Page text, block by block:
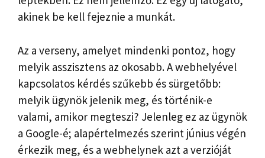
akinek be kell fejeznie a munkát.
Az a verseny, amelyet mindenki pontoz, hogy
melyik asszisztens az okosabb. A webhelyével
kapcsolatos kérdés szűkebb és sürgetőbb:
melyik ügynök jelenik meg, és történik-e
valami, amikor megteszi? Jelenleg ez az ügynök
a Google-é; alapértelmezés szerint június végén
érkezik meg, és a webhelynek azt a verzióját